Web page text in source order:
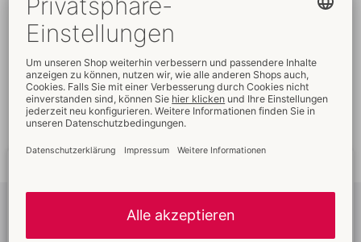
FairePreise
Verkaufsfördernde
Verpackungen
Kundenservice
Schnelleweltweite
Lieferung
NeueTrends
abonnieren